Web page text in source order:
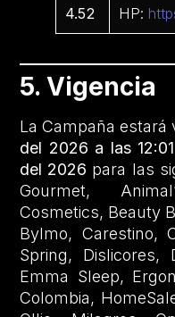
4.52 HP:
5. Vigencia
La Campaña estará
del 2026 a las
del 2026 para las
Gourmet,
Cosmetics, Beauty
Bylmo, Carestino,
Spring, Dislicores,
Emma Sleep,
Colombia,